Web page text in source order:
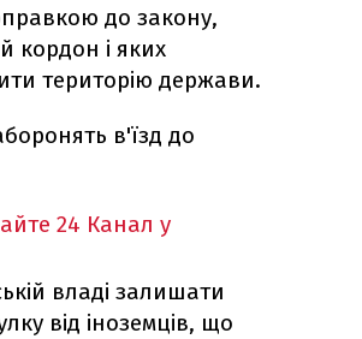
до закону,
кордон і яких
територію держави.
в'їзд до
24 Канал у
владі залишати
від іноземців, що